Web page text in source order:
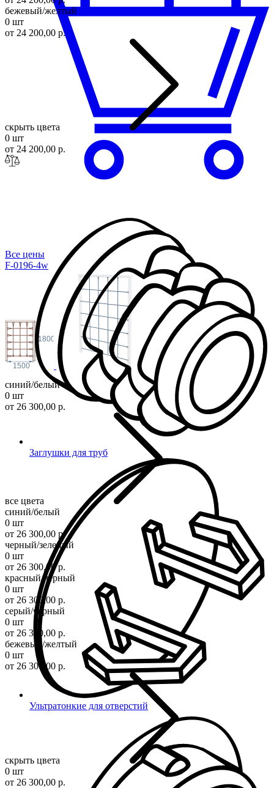
Заглушки для труб
Ультратонкие для отверстий
бежевый/желтый
0 шт
от 24 200,00 р.
скрыть цвета
0 шт
от 24 200,00 р.
Все цены
F-0196-4w
1800
1500
синий/белый
0 шт
от 26 300,00 р.
все цвета
синий/белый
0 шт
от 26 300,00 р.
черный/зеленый
0 шт
от 26 300,00 р.
красный/черный
0 шт
от 26 300,00 р.
серый/черный
0 шт
от 26 300,00 р.
бежевый/желтый
0 шт
от 26 300,00 р.
скрыть цвета
0 шт
от 26 300,00 р.